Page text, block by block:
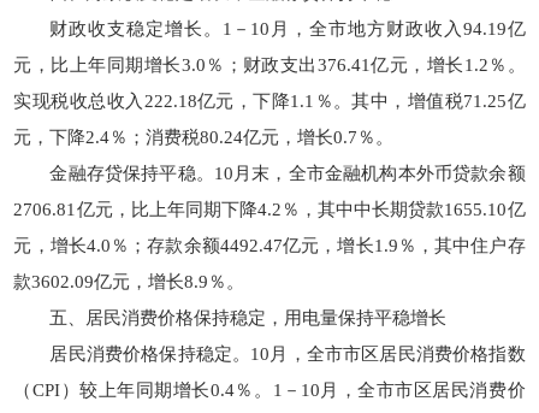
财政收支稳定增长。1－10月，全市地方财政收入94.19亿
元，比上年同期增长3.0％；财政支出376.41亿元，增长1.2％。
实现税收总收入222.18亿元，下降1.1％。其中，增值税71.25亿
元，下降2.4％；消费税80.24亿元，增长0.7％。
金融存贷保持平稳。10月末，全市金融机构本外币贷款余额
2706.81亿元，比上年同期下降4.2％，其中中长期贷款1655.10亿
元，增长4.0％；存款余额4492.47亿元，增长1.9％，其中住户存
款3602.09亿元，增长8.9％。
五、居民消费价格保持稳定，用电量保持平稳增长
居民消费价格保持稳定。10月，全市市区居民消费价格指数
（CPI）较上年同期增长0.4％。1－10月，全市市区居民消费价